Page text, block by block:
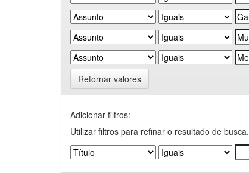
Retornar valores
Adicionar filtros:
Utilizar filtros para refinar o resultado de busca.